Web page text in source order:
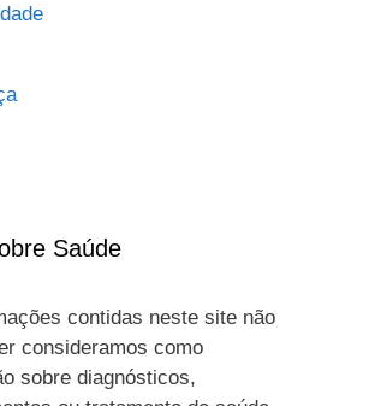
Saúde
contidas neste site não
consideramos como
sobre diagnósticos,